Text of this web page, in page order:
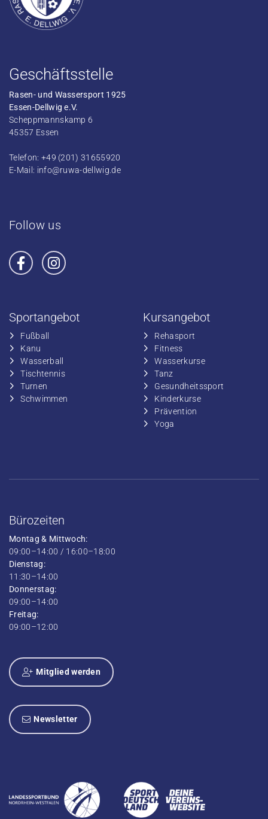
Geschäftsstelle
Rasen- und Wassersport 1925
Essen-Dellwig e.V.
Scheppmannskamp 6
45357 Essen
Telefon: +49 (201) 31655920
E-Mail: info@ruwa-dellwig.de
Follow us
Sportangebot
Fußball
​Kanu
​Wasserball
​Tischtennis
​​Turnen
​​Schwimmen
Kursangebot
​Rehasport
​​Fitness
​​Wasserkurse
​​Tanz
​Gesundheitssport
​Kinderkurse
Prävention
Yoga
Bürozeiten
Montag & Mittwoch:
09:00–14:00 / 16:00–18:00
Dienstag:
11:30–14:00
Donnerstag:
09:00–14:00
Freitag:
09:00–12:00
Mitglied werden
Newsletter